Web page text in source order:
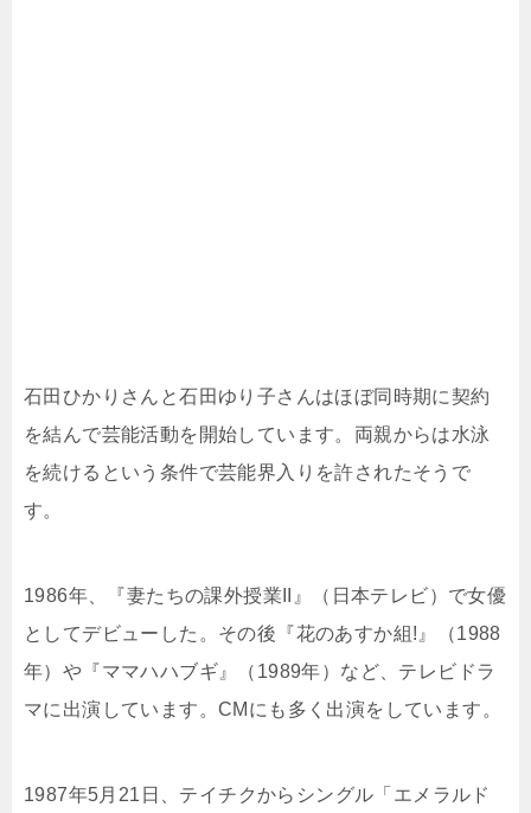
石田ひかりさんと石田ゆり子さんはほぼ同時期に契約
を結んで芸能活動を開始しています。両親からは水泳
を続けるという条件で芸能界入りを許されたそうで
す。
1986年、『妻たちの課外授業II』（日本テレビ）で女優
としてデビューした。その後『花のあすか組!』（1988
年）や『ママハハブギ』（1989年）など、テレビドラ
マに出演しています。CMにも多く出演をしています。
1987年5月21日、テイチクからシングル「エメラルド